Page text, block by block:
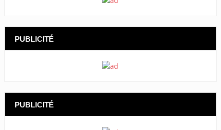
PUBLICITÉ
PUBLICITÉ